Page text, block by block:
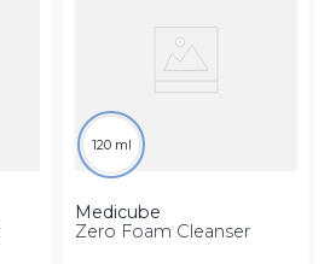
120 ml
Medicube
Zero Foam Cleanser